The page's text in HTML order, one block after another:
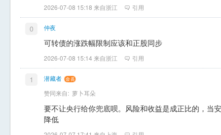
2026-07-08 15:18 来自浙江 引用
0 仲夜
可转债的涨跌幅限制应该和正股同步
2026-07-08 15:14 来自浙江 引用
1
潜藏者
赞同来自: 萝卜耳朵
要不让央行给你兜底呗。风险和收益是成正比的，当
降低